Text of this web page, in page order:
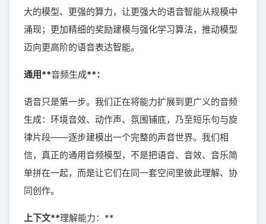
大的模型、更强的算力，让更强大的语音智能从规模中
涌现；更加精细的奖励建模与强化学习算法，推动模型
迈向更高阶的语音表达智能。
通用**音频生成**：
语音只是第一步。我们正在将能力扩展到更广义的音频
生成：环境音效、动作声、氛围铺底，乃至短乐句与旋
律片段——逐步建模出一个完整的声音世界。我们相
信，真正的通用音频模型，不是把语音、音效、音乐简
单拼在一起，而是让它们在同一套空间里彼此理解、协
同创作。
上下文**理解能力：**